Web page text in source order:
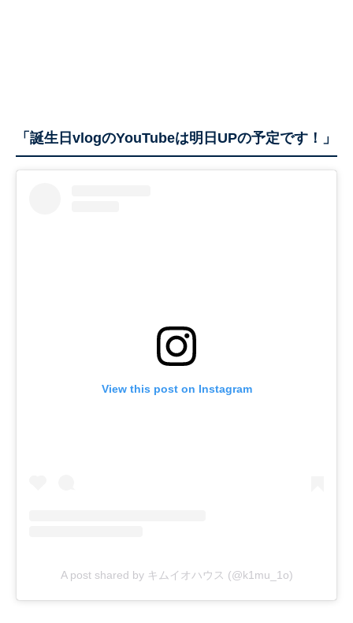
「誕生日vlogのYouTubeは明日UPの予定です！」
View this post on Instagram
A post shared by キムイオハウス (@k1mu_1o)